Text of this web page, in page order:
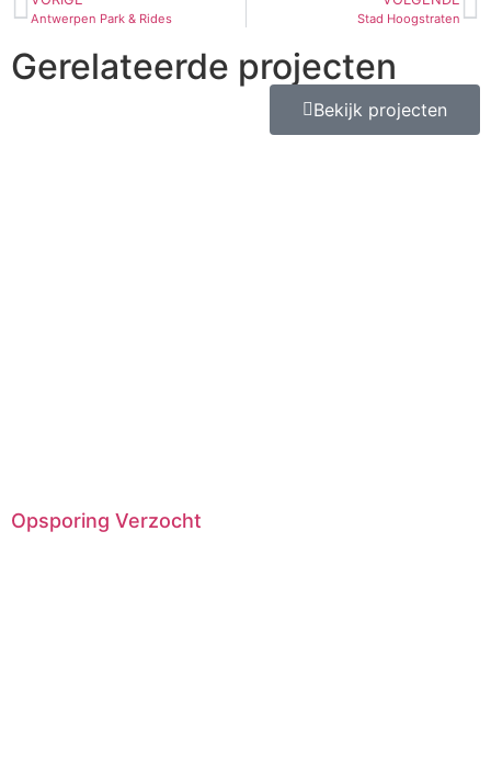
Antwerpen Park & Rides Stad Hoogstraten
Gerelateerde projecten
Bekijk projecten
Opsporing Verzocht